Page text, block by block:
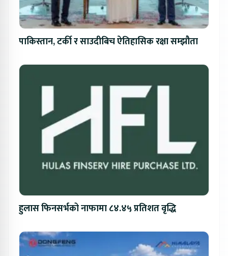
पाकिस्तान, टर्की र साउदीबिच ऐतिहासिक रक्षा सम्झौता
हुलास फिनसर्भको नाफामा ८४.४५ प्रतिशत वृद्धि